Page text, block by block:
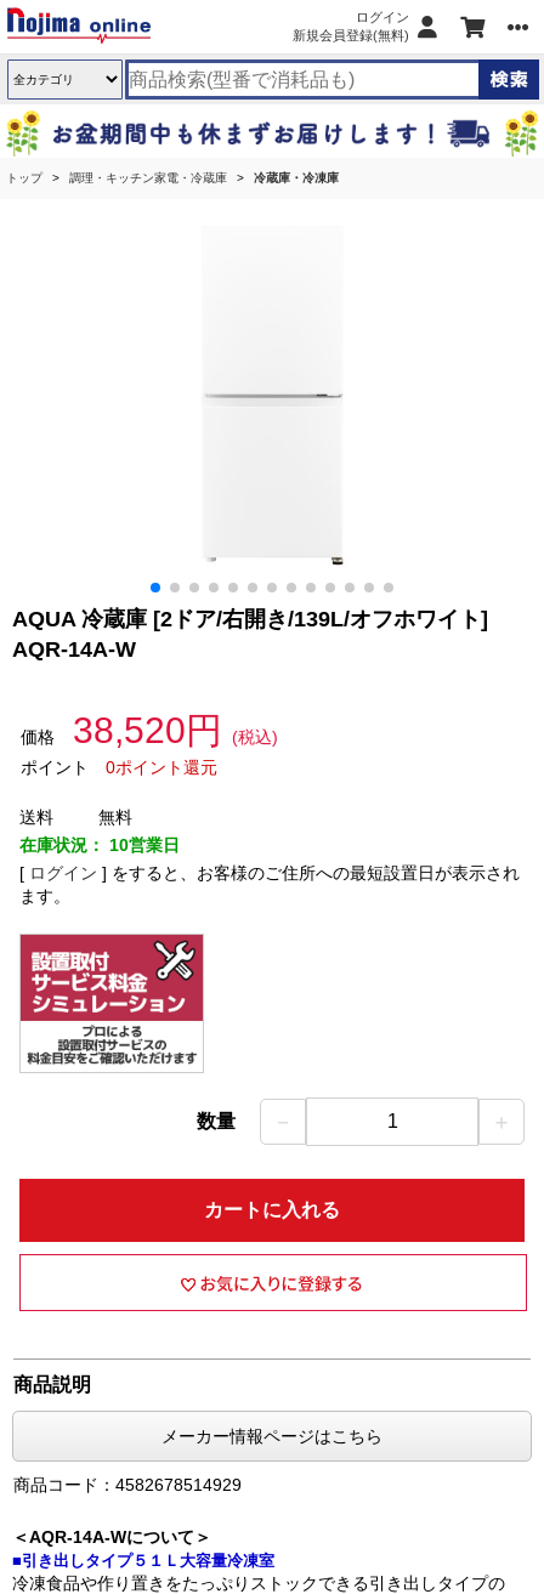
ログイン
新規会員登録(無料)
トップ 調理・キッチン家電・冷蔵庫 冷蔵庫・冷凍庫
AQUA 冷蔵庫 [2ドア/右開き/139L/オフホワイト]
AQR-14A-W
価格 38,520円
(税込)
ポイント
0ポイント還元
送料
無料
在庫状況： 10営業日
[ ログイン ] をすると、お客様のご住所への最短設置日が表示され
ます。
数量 － 1 ＋
カートに入れる
商品説明
メーカー情報ページはこちら
商品コード：4582678514929
＜AQR-14A-Wについて＞
■引き出しタイプ５１Ｌ大容量冷凍室
冷凍食品や作り置きをたっぷりストックできる引き出しタイプの